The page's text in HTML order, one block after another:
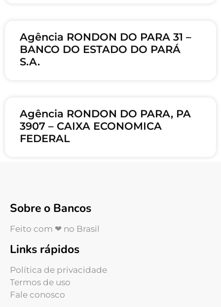
Agência RONDON DO PARA 31 –
BANCO DO ESTADO DO PARÁ
S.A.
Agência RONDON DO PARA, PA
3907 – CAIXA ECONOMICA
FEDERAL
Sobre o Bancos
Feito com ❤ no Brasil
Links rápidos
Política de privacidade
Termos de uso
Fale conosco